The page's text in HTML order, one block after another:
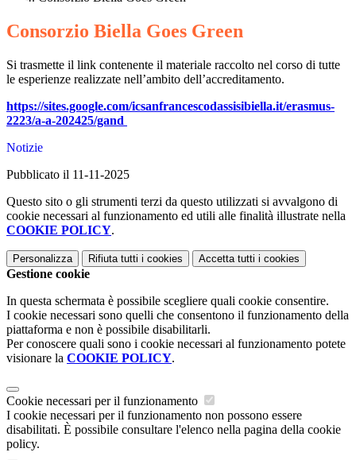
Consorzio Biella Goes Green
Si trasmette il link contenente il materiale raccolto nel corso di tutte
le esperienze realizzate nell’ambito dell’accreditamento.
https://sites.google.com/icsanfrancescodassisibiella.it/erasmus-
2223/a-a-202425/gand
Notizie
Pubblicato il 11-11-2025
Questo sito o gli strumenti terzi da questo utilizzati si avvalgono di
cookie necessari al funzionamento ed utili alle finalità illustrate nella
COOKIE POLICY.
Personalizza Rifiuta tutti i cookies Accetta tutti i cookies
Gestione cookie
In questa schermata è possibile scegliere quali cookie consentire.
I cookie necessari sono quelli che consentono il funzionamento della
piattaforma e non è possibile disabilitarli.
Per conoscere quali sono i cookie necessari al funzionamento potete
visionare la COOKIE POLICY.
Cookie necessari per il funzionamento
I cookie necessari per il funzionamento non possono essere
disabilitati. È possibile consultare l'elenco nella pagina della cookie
policy.